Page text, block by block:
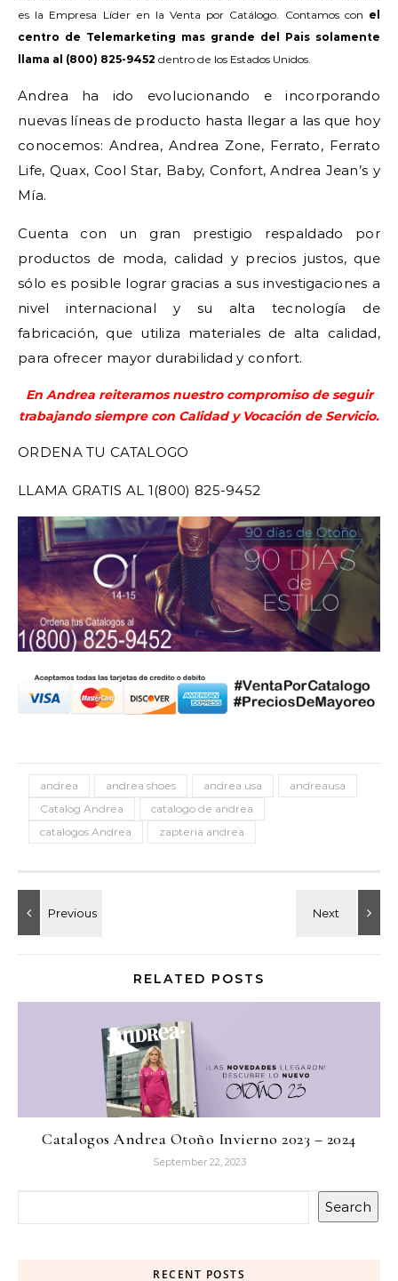
es la Empresa Líder en la Venta por Catálogo. Contamos con el
centro de Telemarketing mas grande del Pais solamente
llama al (800) 825-9452 dentro de los Estados Unidos.
Andrea ha ido evolucionando e incorporando
nuevas líneas de producto hasta llegar a las que hoy
conocemos: Andrea, Andrea Zone, Ferrato, Ferrato
Life, Quax, Cool Star, Baby, Confort, Andrea Jean’s y
Mía.
Cuenta con un gran prestigio respaldado por
productos de moda, calidad y precios justos, que
sólo es posible lograr gracias a sus investigaciones a
nivel internacional y su alta tecnología de
fabricación, que utiliza materiales de alta calidad,
para ofrecer mayor durabilidad y confort.
En Andrea reiteramos nuestro compromiso de seguir
trabajando siempre con Calidad y Vocación de Servicio.
ORDENA TU CATALOGO
LLAMA GRATIS AL 1(800) 825-9452
andrea andrea shoes andrea usa
andreausa
Catalog Andrea
catalogo de andrea
catalogos Andrea
zapteria andrea
RELATED POSTS
Catalogos Andrea Otoño Invierno 2023 – 2024
September 22, 2023
Search
RECENT POSTS